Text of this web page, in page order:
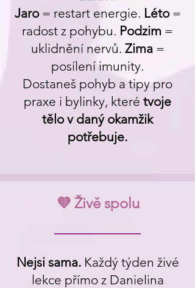
Jaro = restart energie. Léto =
radost z pohybu. Podzim =
uklidnění nervů. Zima =
posílení imunity.
Dostaneš pohyb a tipy pro
praxe i bylinky, které tvoje
tělo v daný okamžik
potřebuje.
💜 Živě spolu
Nejsi sama.Každý týden živé
lekce přímo z Danielina